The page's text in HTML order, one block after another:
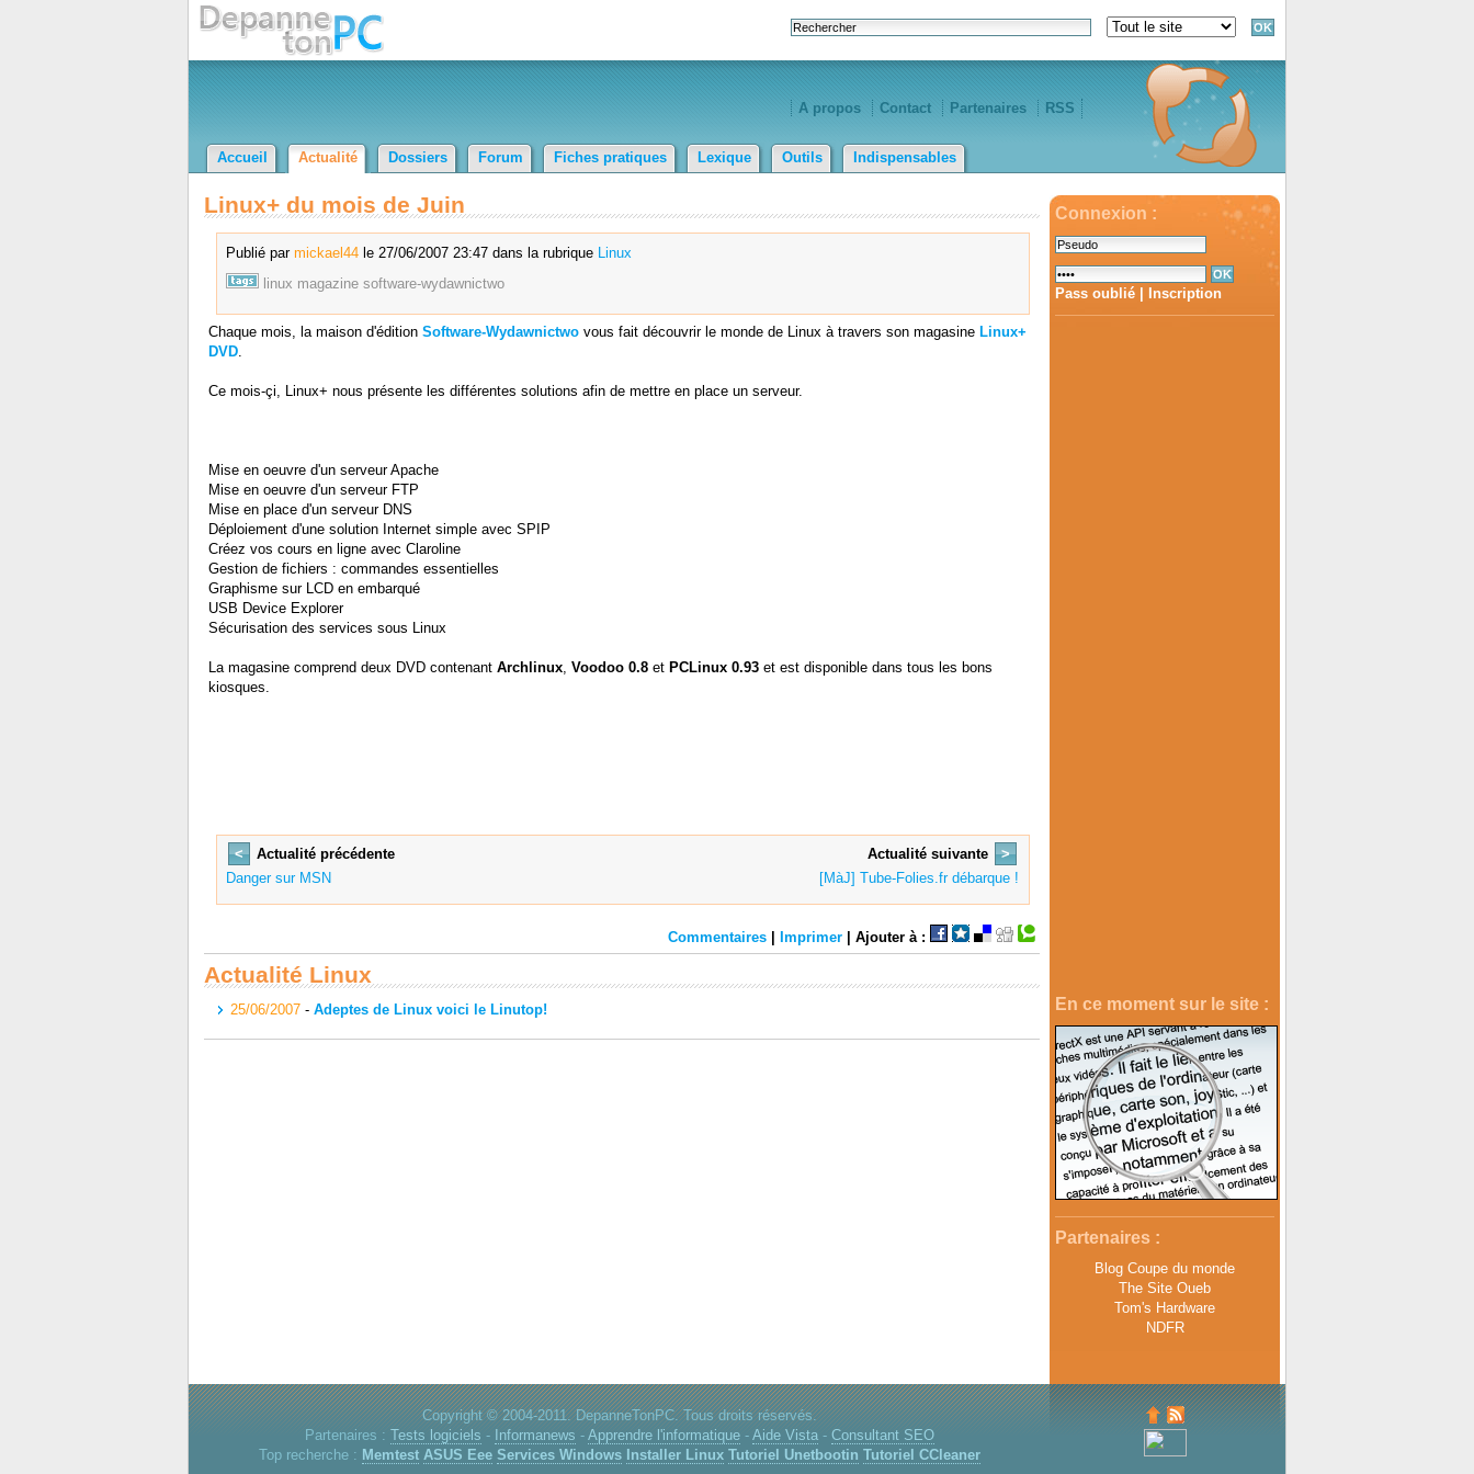
A propos Contact Partenaires RSS
Accueil Actualité Dossiers Forum Fiches pratiques Lexique Outils Indispensables
Connexion :
Pass oublié Inscription
En ce moment sur le site :
Partenaires :
Blog Coupe du monde
The Site Oueb
Tom's Hardware
NDFR
Linux+ du mois de Juin
Publié par mickael44le 27/06/2007 23:47 dans la rubrique Linux
linux magazine software-wydawnictwo
Chaque mois, la maison d'édition Software-Wydawnictwovous fait découvrir le monde de Linux à travers son magasine Linux+
DVD.
Ce mois-çi, Linux+ nous présente les différentes solutions afin de mettre en place un serveur.
Mise en oeuvre d'un serveur Apache
Mise en oeuvre d'un serveur FTP
Mise en place d'un serveur DNS
Déploiement d'une solution Internet simple avec SPIP
Créez vos cours en ligne avec Claroline
Gestion de fichiers : commandes essentielles
Graphisme sur LCD en embarqué
USB Device Explorer
Sécurisation des services sous Linux
La magasine comprend deux DVD contenant Archlinux, Voodoo 0.8et PCLinux 0.93et est disponible dans tous les bons
kiosques.
<
Actualité précédente
Danger sur MSN
Actualité suivante
>
[MàJ] Tube-Folies.fr débarque !
Commentaires |Imprimer | Ajouter à :
Actualité Linux
25/06/2007- Adeptes de Linux voici le Linutop!
Copyright © 2004-2011. DepanneTonPC. Tous droits réservés.
Partenaires : Tests logiciels - Informanews - Apprendre l'informatique- Aide Vista- Consultant SEO
Top recherche : Memtest ASUS Eee Services Windows Installer Linux Tutoriel Unetbootin Tutoriel CCleaner